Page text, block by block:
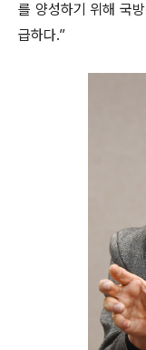
를 양성하기 위해 국
급하다.”